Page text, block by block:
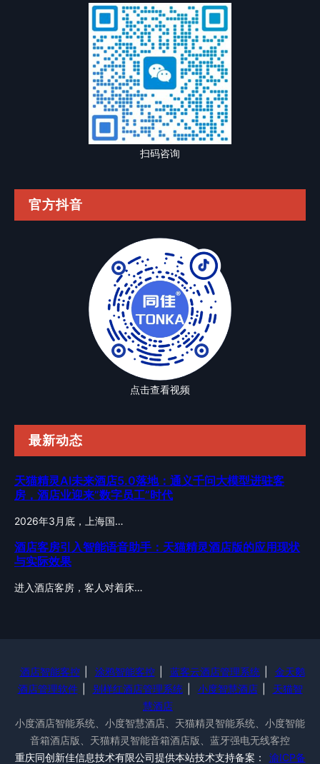
扫码咨询
官方抖音
点击查看视频
最新动态
天猫精灵AI未来酒店5.0落地：通义千问大模型进驻客
房，酒店业迎来”数字员工”时代
2026年3月底，上海国…
酒店客房引入智能语音助手：天猫精灵酒店版的应用现状
与实际效果
进入酒店客房，客人对着床…
酒店智能客控 涂鸦智能客控 蓝客云酒店管理系统
金天鹅
酒店管理软件
别样红酒店管理系统 小度智慧酒店
天猫智
慧酒店
小度酒店智能系统、小度智慧酒店、天猫精灵智能系统、小度智能
音箱酒店版、天猫精灵智能音箱酒店版、蓝牙强电无线客控
重庆同创新佳信息技术有限公司提供本站技术支持备案：
渝ICP备